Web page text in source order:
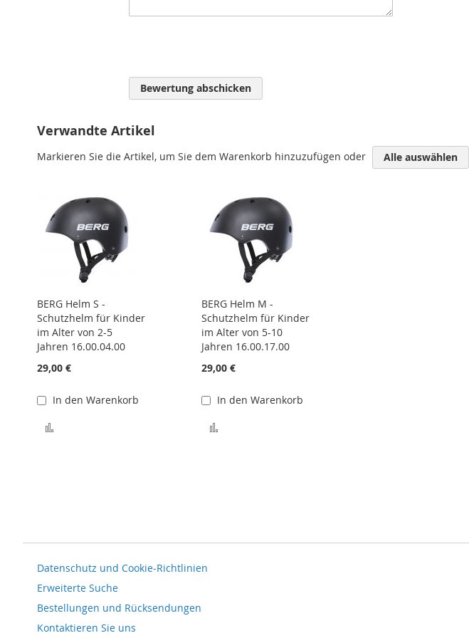
Bewertung abschicken
Verwandte Artikel
Markieren Sie die Artikel, um Sie dem Warenkorb hinzuzufügen oder Alle auswählen
BERG Helm S -
Schutzhelm für Kinder
im Alter von 2-5
Jahren 16.00.04.00
29,00 €
In den Warenkorb
BERG Helm M -
Schutzhelm für Kinder
im Alter von 5-10
Jahren 16.00.17.00
29,00 €
In den Warenkorb
Datenschutz und Cookie-Richtlinien
Erweiterte Suche
Bestellungen und Rücksendungen
Kontaktieren Sie uns